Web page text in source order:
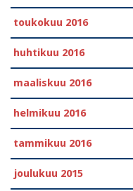
toukokuu 2016
huhtikuu 2016
maaliskuu 2016
helmikuu 2016
tammikuu 2016
joulukuu 2015